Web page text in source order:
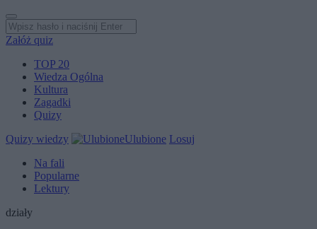
Załóż quiz
TOP 20
Wiedza Ogólna
Kultura
Zagadki
Quizy
Quizy wiedzy
Ulubione Losuj
Na fali
Popularne
Lektury
działy